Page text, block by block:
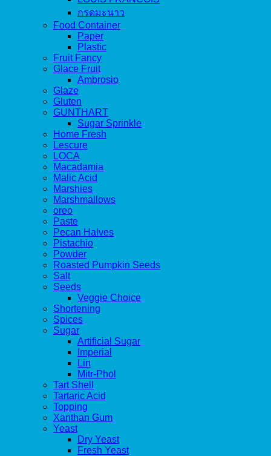
กรดมะนาว
Food Container
Paper
Plastic
Fruit Fancy
Glace Fruit
Ambrosio
Glaze
Gluten
GUNTHART
Sugar Sprinkle
Home Fresh
Lescure
LOCA
Macadamia
Malic Acid
Marshies
Marshmallows
oreo
Paste
Pecan Halves
Pistachio
Powder
Roasted Pumpkin Seeds
Salt
Seeds
Veggie Choice
Shortening
Spices
Sugar
Artificial Sugar
Imperial
Lin
Mitr-Phol
Tart Shell
Tartaric Acid
Topping
Xanthan Gum
Yeast
Dry Yeast
Fresh Yeast